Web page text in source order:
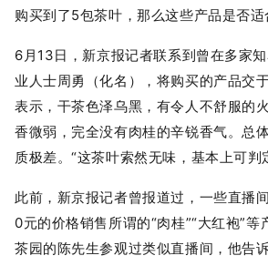
购买到了5包茶叶，那么这些产品是否适
6月13日，新京报记者联系到曾在多家
业人士周勇（化名），将购买的产品交
表示，干茶色泽乌黑，有令人不舒服的
香微弱，完全没有肉桂的辛锐香气。总
质极差。“这茶叶索然无味，基本上可判
此前，新京报记者曾报道过，一些直播
0元的价格销售所谓的“肉桂”“大红袍”
茶园的陈先生参观过类似直播间，他告